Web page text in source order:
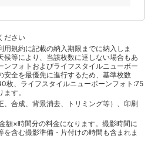
ださい
用規約に記載の納入期限までに納入しま
候等により、当該枚数に達しない場合もあ
ンフォトおよびライフスタイルニューボー
安全を最優先に進行するため、基準枚数
枚、ライフスタイルニューボーンフォト:75
す。
、合成、背景消去、トリミング等）、印刷
額×時間分の料金になります。撮影時間に
を含む撮影準備・片付けの時間も含まれま